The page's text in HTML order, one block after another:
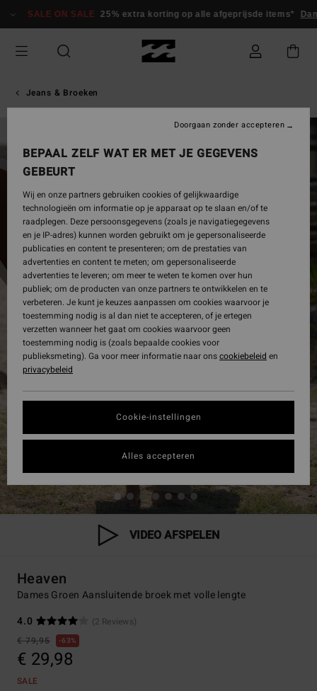
naar
SALE ON SALE 25% extra korting op alle afgeprijsde items*
Jeans & Broeken
VIDEO AFSPELEN
Heaven
Dames Groen Aansluitende broek met volle lengte
4.0
(2 Reviews)
€ 79,95
63%
€ 29,98
SALE
BEPAAL ZELF WAT ER MET JE GEGEVENS
GEBEURT
Wij en onze partners gebruiken cookies of gelijkwaardige
technologieën om informatie op je apparaat op te slaan en/of te
raadplegen. Deze persoonsgegevens (zoals je navigatiegegevens
en je IP-adres) kunnen worden gebruikt om je gepersonaliseerde
publicaties en content te presenteren; om de prestaties van
advertenties en content te meten; om gepersonaliseerde
advertenties te leveren; om meer te weten te komen over hun
publiek; om de producten van onze partners te ontwikkelen en te
verbeteren. Je kunt je keuzes aanpassen om cookies waarvoor je
toestemming nodig is al dan niet te accepteren, of je ertegen
verzetten wanneer het gaat om cookies waarvoor geen
toestemming nodig is (zoals bepaalde cookies voor
publieksmeting). Ga voor meer informatie naar onscookiebeleid en
privacybeleid
Cookie-instellingen
Doorgaan zonder accepteren
Alles accepteren